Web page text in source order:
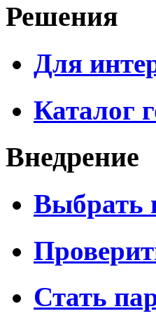
Решения
Для
Каталог
Внедрение
Выбрать
Стать